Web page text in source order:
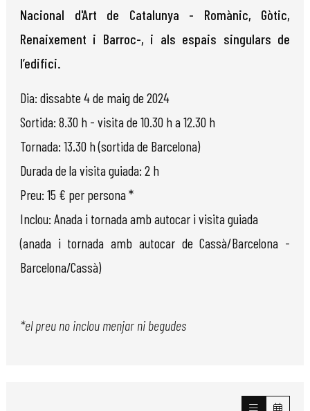
Nacional d'Art de Catalunya - Romànic, Gòtic,
Renaixement i Barroc-, i als espais singulars de
l’edifici.
Dia: dissabte 4 de maig de 2024
Sortida: 8.30 h - visita de 10.30 h a 12.30 h
Tornada: 13.30 h (sortida de Barcelona)
Durada de la visita guiada: 2 h
Preu: 15 € per persona *
Inclou: Anada i tornada amb autocar i visita guiada
(anada i tornada amb autocar de Cassà/Barcelona -
Barcelona/Cassà)
*el preu no inclou menjar ni begudes